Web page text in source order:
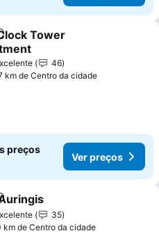
aos favoritos
Tower
46
km de Centro da cidade
preços
Ver preços
aos favoritos
35
km de Centro da cidade